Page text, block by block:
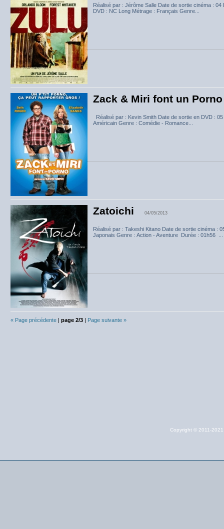
Réalisé par : Jérôme Salle Date de sortie cinéma :
DVD : NC Long Métrage : Français Genre...
Zack & Miri font un Porno
Réalisé par : Kevin Smith Date de sortie en DVD :
Américain Genre : Comédie - Romance...
Zatoichi 04/05/2013
Réalisé par : Takeshi Kitano Date de sortie cinéma :
Japonais Genre : Action - Aventure Durée : 01h56 ...
« Page précédente | page 2/3 | Page suivante »
Copyright © 2011-